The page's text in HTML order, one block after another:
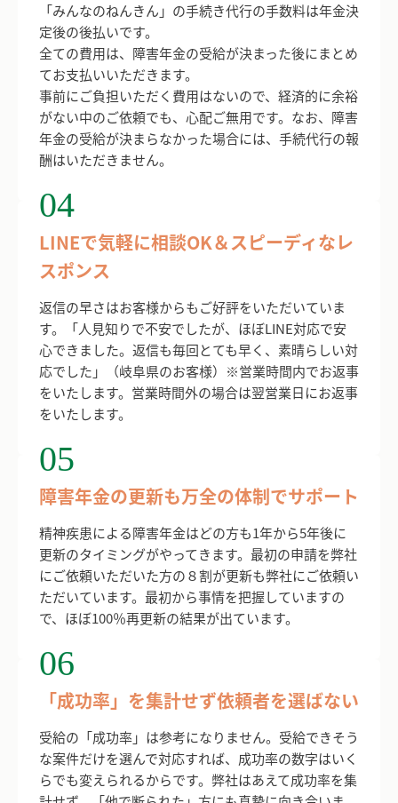
「みんなのねんきん」の手続き代行の手数料は年金決
定後の後払いです。
全ての費用は、障害年金の受給が決まった後にまとめ
てお支払いいただきます。
事前にご負担いただく費用はないので、経済的に余裕
がない中のご依頼でも、心配ご無用です。なお、障害
年金の受給が決まらなかった場合には、手続代行の報
酬はいただきません。
04
LINEで気軽に相談OK＆スピーディなレ
スポンス
返信の早さはお客様からもご好評をいただいていま
す。「人見知りで不安でしたが、ほぼLINE対応で安
心できました。返信も毎回とても早く、素晴らしい対
応でした」（岐阜県のお客様）※営業時間内でお返事
をいたします。営業時間外の場合は翌営業日にお返事
をいたします。
05
障害年金の更新も万全の体制でサポート
精神疾患による障害年金はどの方も1年から5年後に
更新のタイミングがやってきます。最初の申請を弊社
にご依頼いただいた方の８割が更新も弊社にご依頼い
ただいています。最初から事情を把握していますの
で、ほぼ100％再更新の結果が出ています。
06
「成功率」を集計せず依頼者を選ばない
受給の「成功率」は参考になりません。受給できそう
な案件だけを選んで対応すれば、成功率の数字はいく
らでも変えられるからです。弊社はあえて成功率を集